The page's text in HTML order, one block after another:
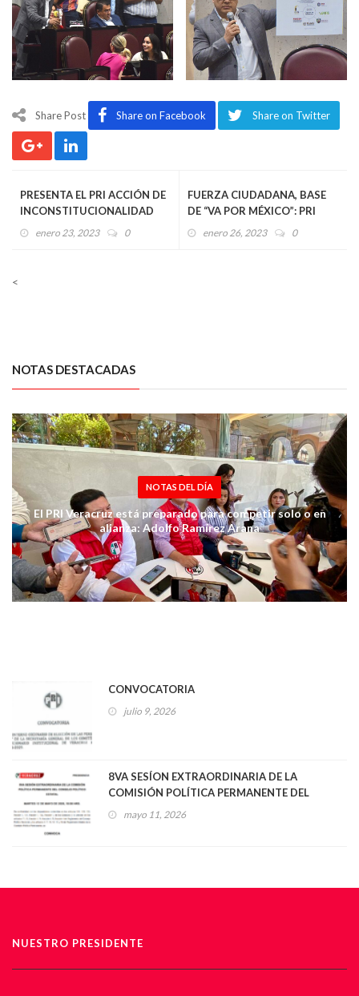
Share Post Share on Facebook Share on Twitter
PRESENTA EL PRI ACCIÓN DE
INCONSTITUCIONALIDAD
CONTRA “PLAN B” DE
enero 23, 2023 0
FUERZA CIUDADANA, BASE
DE “VA POR MÉXICO”: PRI
enero 26, 2023 0
<
NOTAS DESTACADAS
NOTAS DEL DÍA
El PRI Veracruz está preparado para competir solo o en
alianza: Adolfo Ramírez Arana
CONVOCATORIA
julio 9, 2026
8VA SESÍON EXTRAORDINARIA DE LA
COMISIÓN POLÍTICA PERMANENTE DEL
CONSEJO POLÍTICO ESTATAL
mayo 11, 2026
NUESTRO PRESIDENTE